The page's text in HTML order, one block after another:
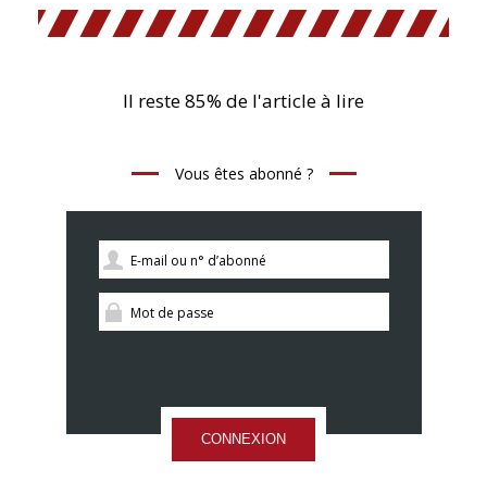
Il reste 85% de l'article à lire
Vous êtes abonné ?
CONNEXION